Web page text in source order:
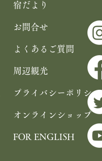
宿だより
お問合せ
よくあるご質問
周辺観光
プライバシーポリシー
オンラインショップ
FOR ENGLISH